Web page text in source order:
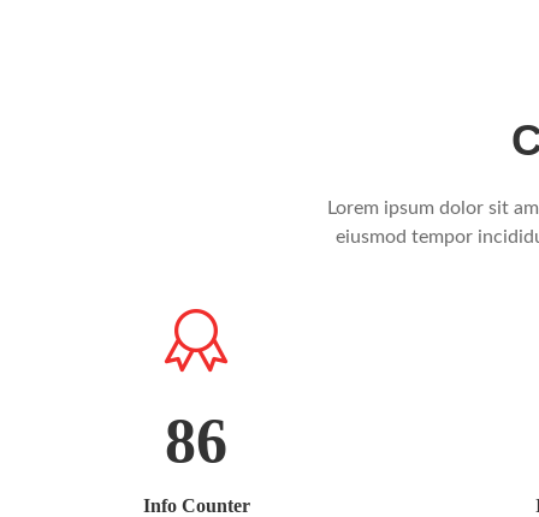
Lorem ipsum dolor sit
eiusmod tempor
86
Info Counter